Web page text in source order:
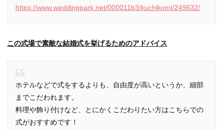
https://www.weddingpark.net/000011b3/kuchikomi/249632/
この式場で素敵な結婚式を挙げるためのアドバイス
ホテルなどで式をするよりも、自由度が高いというか、細部
までこだわれます。
料理や飾り付けなど、とにかくこだわりたい方はこちらでの
式がおすすめです！